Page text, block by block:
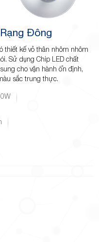
Đông
thiết kế vỏ thân nhôm nhôm
Sử dụng Chip LED chất
cho vận hành ổn định,
sắc trung thực.